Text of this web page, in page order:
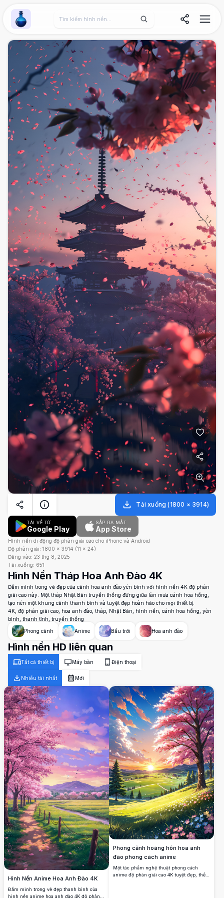
Wallpaper Alchemy
Tải xuống (1800 × 3914)
TẢI VỀ TỪ
Google Play
SẮP RA MẮT
App Store
Hình nền di động độ phân giải cao cho iPhone và Android
Độ phân giải: 1800 × 3914 (11 × 24)
Đăng vào: 23 thg 8, 2025
Tải xuống: 651
Hình Nền Tháp Hoa Anh Đào 4K
Đắm mình trong vẻ đẹp của cảnh hoa anh đào yên bình với hình nền 4K độ phân
giải cao này. Một tháp Nhật Bản truyền thống đứng giữa làn mưa cánh hoa hồng,
tạo nên một khung cảnh thanh bình và tuyệt đẹp hoàn hảo cho mọi thiết bị.
4K, độ phân giải cao, hoa anh đào, tháp, Nhật Bản, hình nền, cánh hoa hồng, yên
bình, thanh tĩnh, truyền thống
Phong cảnh
Anime Bầu trời Hoa anh đào
Hình nền HD liên quan
Tất cả thiết bị Máy bàn Điện thoại
Nhiều tải nhất Mới
Hình Nền Anime Hoa Anh Đào 4K
Đắm mình trong vẻ đẹp thanh bình của
hình nền anime hoa anh đào 4K độ phân
Phong cảnh hoàng hôn hoa anh
đào phong cách anime
Một tác phẩm nghệ thuật phong cách
anime độ phân giải cao 4K tuyệt đẹp, thể